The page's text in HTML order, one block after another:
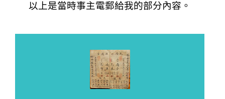
以上是當時事主電郵給我的部分內容。